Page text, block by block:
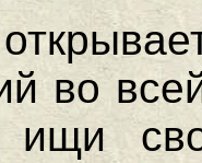
во
ищи